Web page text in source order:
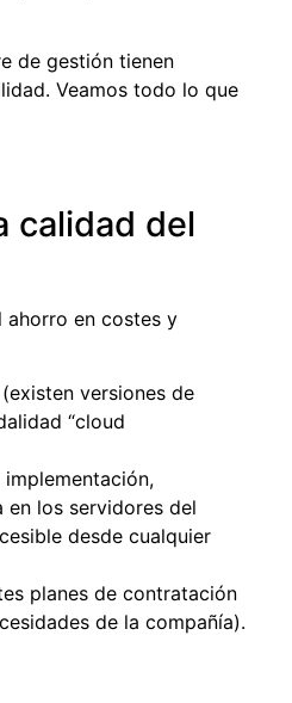
de gestión tienen
Veamos todo lo que
calidad del
ahorro en costes y
versiones de
“cloud
en los servidores del
desde cualquier
planes de contratación
de la compañía).